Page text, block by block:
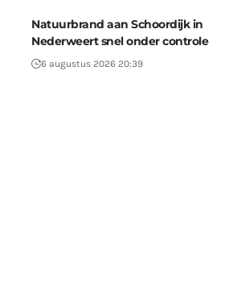
Natuurbrand aan Schoordijk in
Nederweert snel onder controle
6 augustus 2026 20:39